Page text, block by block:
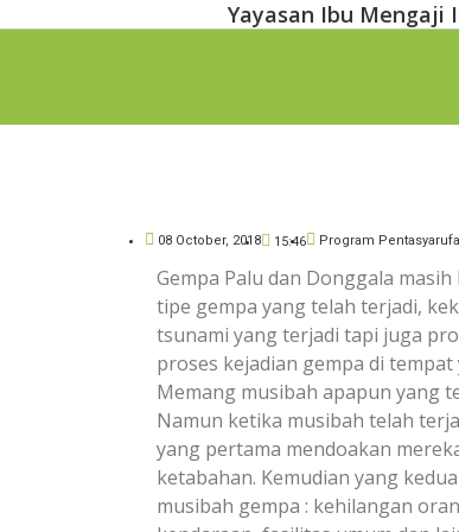
Yayasan Ibu Mengaji
08 October, 2018 15:46 Program
Gempa Palu dan Donggala
tipe gempa yang telah terjadi,
tsunami yang terjadi tapi juga
proses kejadian gempa di tempat
Memang musibah apapun yang
Namun ketika musibah telah
yang pertama mendoakan
ketabahan. Kemudian yang
musibah gempa : kehilangan